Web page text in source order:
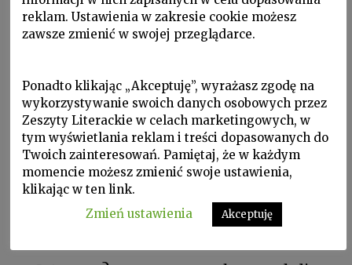
oczami i zębami.
uśmiech, cudzoziemka pokazuje
pięknemu wioślarzowi nieubłaganie
ponurą twarz.
— Spoliczkować go! — mruczy jeszcze, z
upartą rozpaczą. — Najlepszego
człowieka! I nikt nie protestuje…
reklam. Ustawienia w zakresie cookie możesz
zawsze zmienić w swojej przeglądarce.
Ponadto klikając „Akceptuję”, wyrażasz zgodę na
wykorzystywanie swoich danych osobowych przez
Zeszyty Literackie w celach marketingowych, w
tym wyświetlania reklam i treści dopasowanych do
Twoich zainteresowań. Pamiętaj, że w każdym
momencie możesz zmienić swoje ustawienia,
klikając w ten link.
Zmień ustawienia
Akceptuję